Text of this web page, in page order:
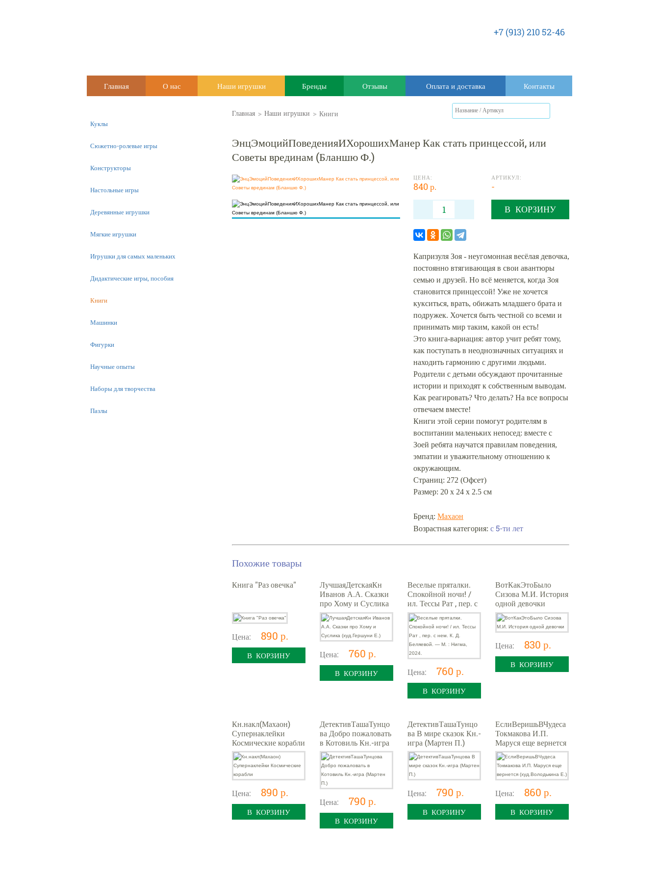
+7 (913) 210 52-46
Главная О нас Наши игрушки Бренды Отзывы Оплата и доставка Контакты
Главная > Наши игрушки > Книги
ЭнцЭмоцийПоведенияИХорошихМанер Как стать принцессой, или
Советы врединам (Бланшю Ф.)
ЦЕНА:
840 р.
АРТИКУЛ:
-
В КОРЗИНУ
Капризуля Зоя - неугомонная весёлая девочка,
постоянно втягивающая в свои авантюры
семью и друзей. Но всё меняется, когда Зоя
становится принцессой! Уже не хочется
кукситься, врать, обижать младшего брата и
подружек. Хочется быть честной со всеми и
принимать мир таким, какой он есть!
Это книга-вариация: автор учит ребят тому,
как поступать в неоднозначных ситуациях и
находить гармонию с другими людьми.
Родители с детьми обсуждают прочитанные
истории и приходят к собственным выводам.
Как реагировать? Что делать? На все вопросы
отвечаем вместе!
Книги этой серии помогут родителям в
воспитании маленьких непосед: вместе с
Зоей ребята научатся правилам поведения,
эмпатии и уважительному отношению к
окружающим.
Страниц: 272 (Офсет)
Размер: 20 х 24 х 2.5 см
Бренд: Махаон
Возрастная категория: с 5-ти лет
Похожие товары
Книга "Раз овечка"
Цена: 890 р.
В КОРЗИНУ
ЛучшаяДетскаяКн
Иванов А.А. Сказки
про Хому и Суслика
(худ.Гершуни Е.)
Цена: 760 р.
В КОРЗИНУ
Веселые пряталки.
Спокойной ночи! /
ил. Тессы Рат , пер. с
нем. К. Д. Беляевой.
— М. : Нигма, 2024.
Цена: 760 р.
В КОРЗИНУ
ВотКакЭтоБыло
Сизова М.И. История
одной девочки
Цена: 830 р.
В КОРЗИНУ
Кн.накл(Махаон)
Супернаклейки
Космические корабли
Цена: 890 р.
В КОРЗИНУ
ДетективТашаТунцо
ва Добро пожаловать
в Котовиль Кн.-игра
(Мартен П.)
Цена: 790 р.
В КОРЗИНУ
ДетективТашаТунцо
ва В мире сказок Кн.-
игра (Мартен П.)
Цена: 790 р.
В КОРЗИНУ
ЕслиВеришьВЧудеса
Токмакова И.П.
Маруся еще вернется
(худ.Володькина Е.)
Цена: 860 р.
В КОРЗИНУ
Куклы
Сюжетно-ролевые игры
Конструкторы
Настольные игры
Деревянные игрушки
Мягкие игрушки
Игрушки для самых маленьких
Дидактические игры, пособия
Книги
Машинки
Фигурки
Научные опыты
Наборы для творчества
Пазлы